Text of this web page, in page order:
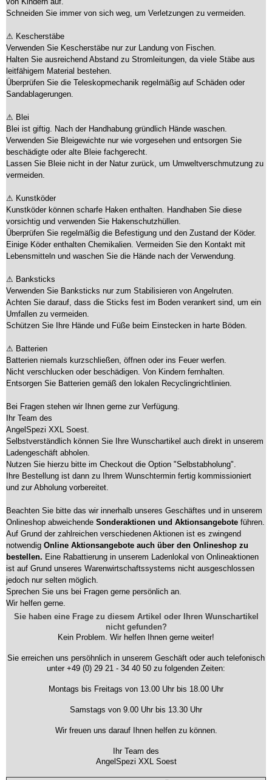
Schneiden Sie immer von sich weg, um Verletzungen zu vermeiden.
⚠ Kescherstäbe
Verwenden Sie Kescherstäbe nur zur Landung von Fischen.
Halten Sie ausreichend Abstand zu Stromleitungen, da viele Stäbe aus
leitfähigem Material bestehen.
Überprüfen Sie die Teleskopmechanik regelmäßig auf Schäden oder
Sandablagerungen.
⚠ Blei
Blei ist giftig. Nach der Handhabung gründlich Hände waschen.
Verwenden Sie Bleigewichte nur wie vorgesehen und entsorgen Sie
beschädigte oder alte Bleie fachgerecht.
Lassen Sie Bleie nicht in der Natur zurück, um Umweltverschmutzung zu
vermeiden.
⚠ Kunstköder
Kunstköder können scharfe Haken enthalten. Handhaben Sie diese
vorsichtig und verwenden Sie Hakenschutzhüllen.
Überprüfen Sie regelmäßig die Befestigung und den Zustand der Köder.
Einige Köder enthalten Chemikalien. Vermeiden Sie den Kontakt mit
Lebensmitteln und waschen Sie die Hände nach der Verwendung.
⚠ Banksticks
Verwenden Sie Banksticks nur zum Stabilisieren von Angelruten.
Achten Sie darauf, dass die Sticks fest im Boden verankert sind, um ein
Umfallen zu vermeiden.
Schützen Sie Ihre Hände und Füße beim Einstecken in harte Böden.
⚠ Batterien
Batterien niemals kurzschließen, öffnen oder ins Feuer werfen.
Nicht verschlucken oder beschädigen. Von Kindern fernhalten.
Entsorgen Sie Batterien gemäß den lokalen Recyclingrichtlinien.
Bei Fragen stehen wir Ihnen gerne zur Verfügung.
Ihr Team des
AngelSpezi XXL Soest.
Selbstverständlich können Sie Ihre Wunschartikel auch direkt in unserem
Ladengeschäft abholen.
Nutzen Sie hierzu bitte im Checkout die Option "Selbstabholung".
Ihre Bestellung ist dann zu Ihrem Wunschtermin fertig kommissioniert
und zur Abholung vorbereitet.
Beachten Sie bitte das wir innerhalb unseres Geschäftes und in unserem
Onlineshop abweichende Sonderaktionen und Aktionsangebote führen.
Auf Grund der zahlreichen verschiedenen Aktionen ist es zwingend
notwendig Online Aktionsangebote auch über den Onlineshop zu
bestellen. Eine Rabattierung in unserem Ladenlokal von Onlineaktionen
ist auf Grund unseres Warenwirtschaftssystems nicht ausgeschlossen
jedoch nur selten möglich.
Sprechen Sie uns bei Fragen gerne persönlich an.
Wir helfen gerne.
Sie haben eine Frage zu diesem Artikel oder Ihren Wunschartikel
nicht gefunden?
Kein Problem. Wir helfen Ihnen gerne weiter!
Sie erreichen uns persöhnlich in unserem Geschäft oder auch telefonisch
unter +49 (0) 29 21 - 34 40 50 zu folgenden Zeiten:
Montags bis Freitags von 13.00 Uhr bis 18.00 Uhr
Samstags von 9.00 Uhr bis 13.30 Uhr
Wir freuen uns darauf Ihnen helfen zu können.
Ihr Team des
AngelSpezi XXL Soest